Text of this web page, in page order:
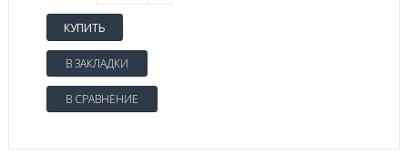
КУПИТЬ
В ЗАКЛАДКИ
В СРАВНЕНИЕ